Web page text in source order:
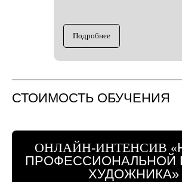
Подробнее
СТОИМОСТЬ ОБУЧЕНИЯ
ОНЛАЙН-ИНТЕНСИВ «
ПРОФЕССИОНАЛЬНОЙ
ХУДОЖНИКА»